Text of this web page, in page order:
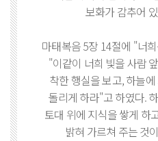
보화가 감추어
마태복음 5장 14절에 "너
"이같이 너희 빛을 사람
착한 행실을 보고, 하늘
돌리게 하라"고 하였다.
토대 위에 지식을 쌓게 하
밝혀 가르쳐 주는 것